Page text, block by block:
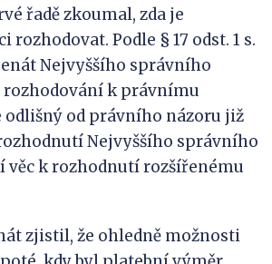
řadě zkoumal, zda je
rozhodovat. Podle § 17 odst. 1 s.
Nejvyššího správního
rozhodování k právnímu
odlišný od právního názoru již
Nejvyššího správního
věc k rozhodnutí rozšířenému
zjistil, že ohledně možnosti